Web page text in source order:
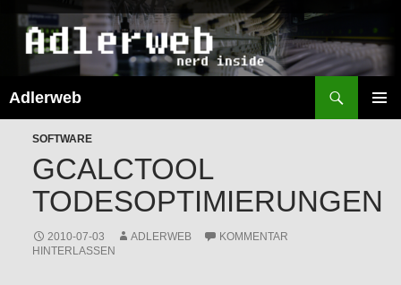
Adlerweb
SPRINGEN
SOFTWARE
GCALCTOOL
TODESOPTIMIERUNGEN
2010-07-03 ADLERWEB
KOMMENTAR
HINTERLASSEN